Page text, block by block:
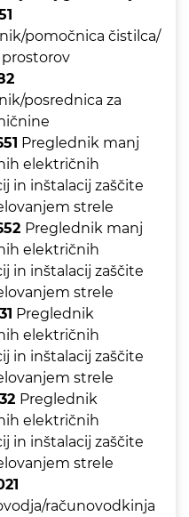
pomočnica čistilca/
posrednica za
Preglednik manj
električnih
in inštalacij zaščite
strele
Preglednik manj
električnih
in inštalacij zaščite
strele
Preglednik
električnih
in inštalacij zaščite
strele
Preglednik
električnih
in inštalacij zaščite
strele
računovodkinja